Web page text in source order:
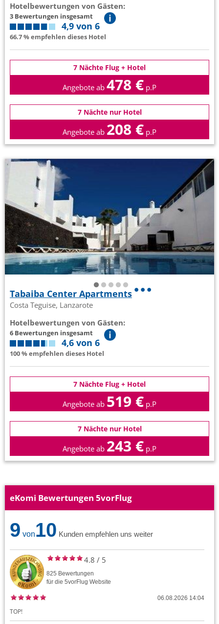
Hotelbewertungen von Gästen:
3 Bewertungen insgesamt
4,9 von 6
66.7 % empfehlen dieses Hotel
7 Nächte Flug + Hotel
Angebote ab 478 € p.P
7 Nächte nur Hotel
Angebote ab 208 € p.P
Tabaiba Center Apartments
Costa Teguise, Lanzarote
Hotelbewertungen von Gästen:
6 Bewertungen insgesamt
4,6 von 6
100 % empfehlen dieses Hotel
7 Nächte Flug + Hotel
Angebote ab 519 € p.P
7 Nächte nur Hotel
Angebote ab 243 € p.P
eKomi Bewertungen 5vorFlug
9 von10 Kunden empfehlen uns weiter
4.8 / 5
825 Bewertungen
für die 5vorFlug Website
06.08.2026 14:04
TOP!